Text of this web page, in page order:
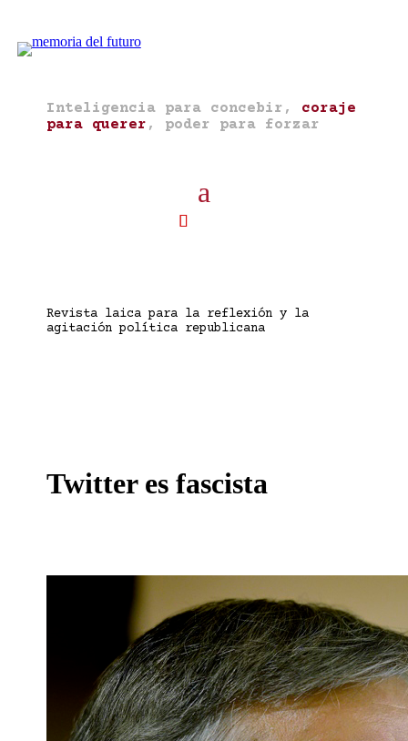
Inteligencia para concebir, coraje
para querer , poder para forzar
Revista laica para la reflexión y la
agitación política republicana
Twitter es fascista